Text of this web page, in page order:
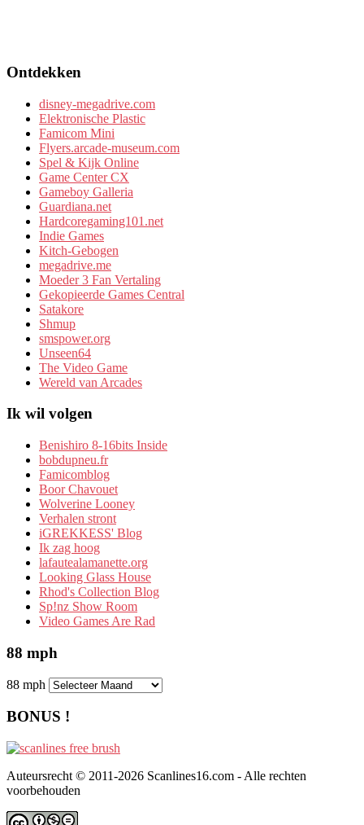
Ontdekken
disney-megadrive.com
Elektronische Plastic
Famicom Mini
Flyers.arcade-museum.com
Spel & Kijk Online
Game Center CX
Gameboy Galleria
Guardiana.net
Hardcoregaming101.net
Indie Games
Kitch-Gebogen
megadrive.me
Moeder 3 Fan Vertaling
Gekopieerde Games Central
Satakore
Shmup
smspower.org
Unseen64
The Video Game
Wereld van Arcades
Ik wil volgen
Benishiro 8-16bits Inside
bobdupneu.fr
Famicomblog
Boor Chavouet
Wolverine Looney
Verhalen stront
iGREKKESS' Blog
Ik zag hoog
lafautealamanette.org
Looking Glass House
Rhod's Collection Blog
Sp!nz Show Room
Video Games Are Rad
88 mph
88 mph
BONUS !
Auteursrecht © 2011-2026 Scanlines16.com - Alle rechten
voorbehouden